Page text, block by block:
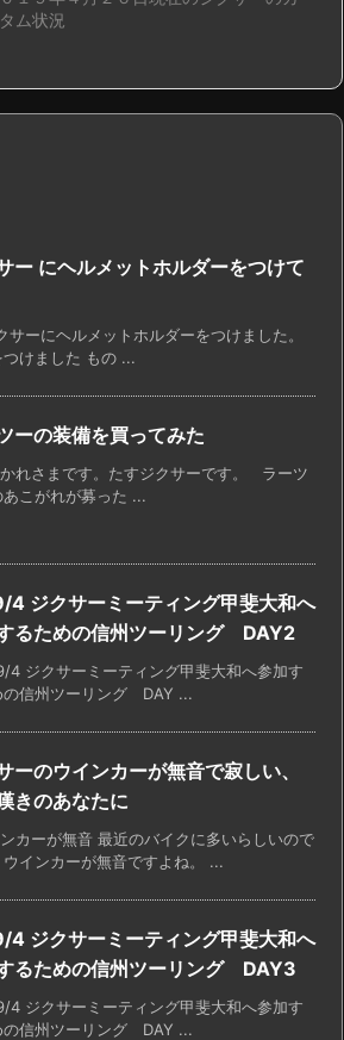
ム状況
ー にヘルメットホルダーをつけて
サーにヘルメットホルダーをつけました。
つけました もの ...
ーの装備を買ってみた
れさまです。たすジクサーです。 ラーツ
あこがれが募った ...
4 ジクサーミーティング甲斐大和へ
るための信州ツーリング DAY2
4 ジクサーミーティング甲斐大和へ参加す
の信州ツーリング DAY ...
ーのウインカーが無音で寂しい、
きのあなたに
カーが無音 最近のバイクに多いらしいので
インカーが無音ですよね。 ...
4 ジクサーミーティング甲斐大和へ
るための信州ツーリング DAY3
4 ジクサーミーティング甲斐大和へ参加す
の信州ツーリング DAY ...